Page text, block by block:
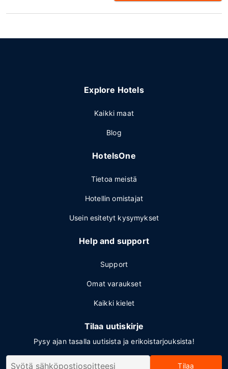
Explore Hotels
Kaikki maat
Blog
HotelsOne
Tietoa meistä
Hotellin omistajat
Usein esitetyt kysymykset
Help and support
Support
Omat varaukset
Kaikki kielet
Tilaa uutiskirje
Pysy ajan tasalla uutisista ja erikoistarjouksista!
Tilaa